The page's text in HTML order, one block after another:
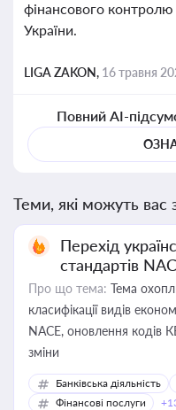
фінансового
України.
LIGA ZAKON, 16 травня
Повний AI-
Теми, які можуть вас
Перехід
стандартів
Про що тема: Тема
класифікації видів
NACE, оновлення кодів
зміни
Банківська діяльність
Фінансові послуги